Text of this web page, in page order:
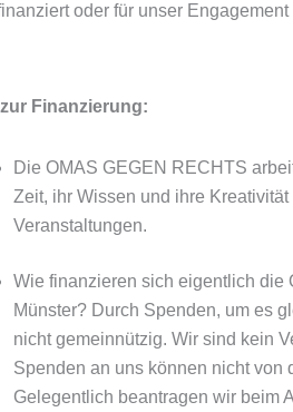
oder für unser
Finanzierung:
Die OMAS GEGEN RECHTS
Zeit, ihr Wissen und ihre
Veranstaltungen.
Wie finanzieren sich eigentlich die
Münster? Durch Spenden, um es
nicht gemeinnützig. Wir sind kein
Spenden an uns können nicht von
Gelegentlich beantragen wir beim